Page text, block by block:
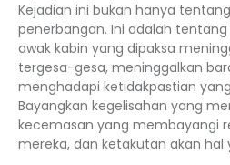
Kejadian ini bukan hanya
penerbangan. Ini adalah
awak kabin yang dipaksa
tergesa-gesa, meninggalkan
menghadapi ketidakpastian
Bayangkan kegelisahan yang
kecemasan yang membayangi
mereka, dan ketakutan akan hal